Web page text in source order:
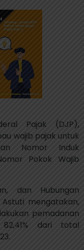
Pajak (DJP),
wajib pajak untuk
Nomor Induk
Pokok Wajib
dan Hubungan
mengatakan,
pemadanan
dari total